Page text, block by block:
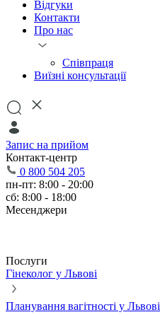
Відгуки
Контакти
Про нас
Співпраця
Виїзні консультації
Запис на прийом
Контакт-центр
0 800 504 205
пн-пт: 8:00 - 20:00
сб: 8:00 - 18:00
Месенджери
Послуги
Гінеколог у Львові
Планування вагітності у Львові